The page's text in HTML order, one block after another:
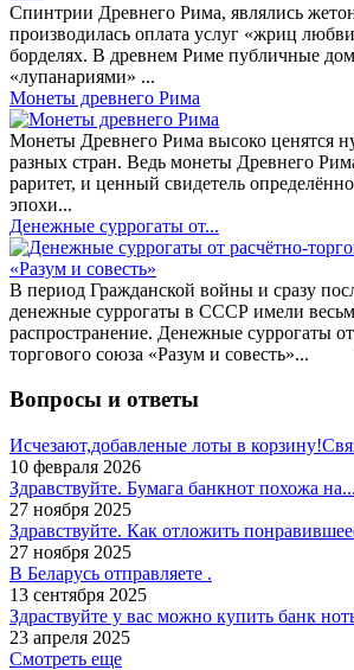
Спинтрии Древнего Рима, являлись
производилась оплата услуг «жриц
борделях. В древнем Риме публичные
«лупанариями» ...
Монеты древнего Рима
Монеты Древнего Рима высоко ценятся
разных стран. Ведь монеты Древнего
раритет, и ценный свидетель
эпохи...
Денежные суррогаты от...
В период Гражданской войны и сразу
денежные суррогаты в СССР имели
распространение. Денежные суррогаты
торгового союза «Разум и совесть»...
Вопросы и ответы
Исчезают,добавленые лоты в
10 февраля 2026
Здравствуйте. Бумага банкнот похожа на...
27 ноября 2025
Здравствуйте. Как отложить
27 ноября 2025
В Беларусь отправляете .
13 сентября 2025
Здраствуйте у вас можно купить банк
23 апреля 2025
Смотреть еще